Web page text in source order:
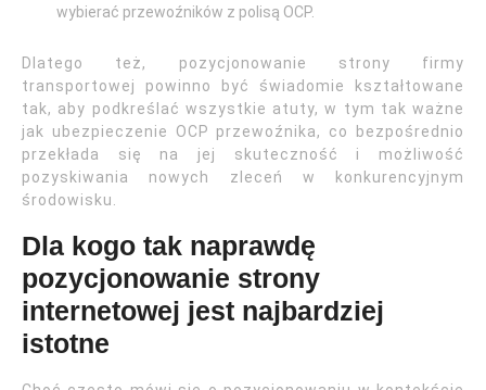
wybierać przewoźników z polisą OCP.
Dlatego też, pozycjonowanie strony firmy
transportowej powinno być świadomie kształtowane
tak, aby podkreślać wszystkie atuty, w tym tak ważne
jak ubezpieczenie OCP przewoźnika, co bezpośrednio
przekłada się na jej skuteczność i możliwość
pozyskiwania nowych zleceń w konkurencyjnym
środowisku.
Dla kogo tak naprawdę
pozycjonowanie strony
internetowej jest najbardziej
istotne